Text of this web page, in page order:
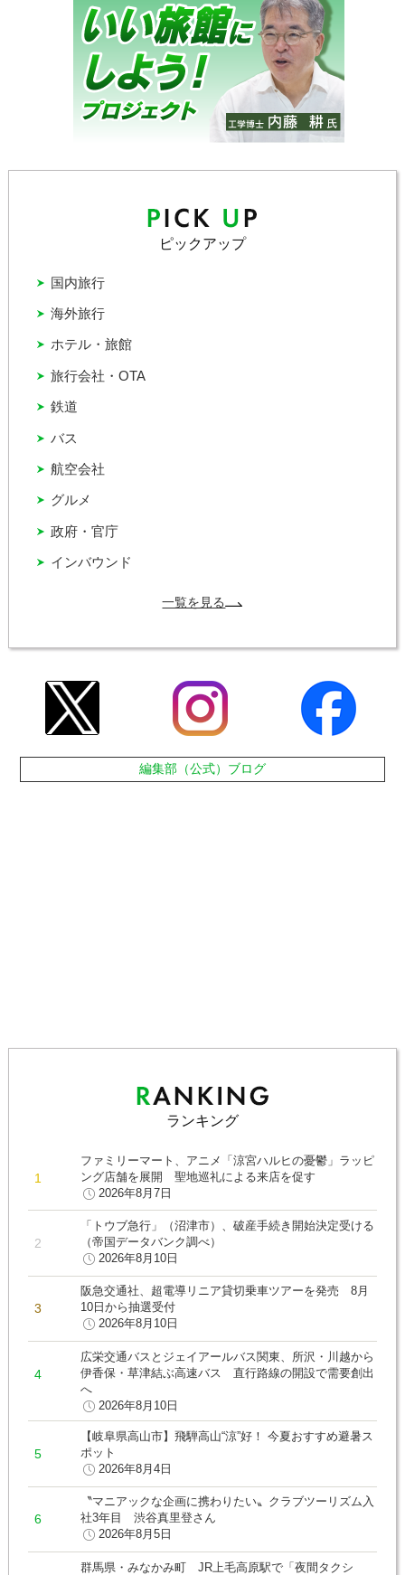
ピックアップ
インバウンド
グルメ
バス
ホテル・旅館
国内旅行
政府・官庁
旅行会社・OTA
海外旅行
航空会社
鉄道
一覧を見る
編集部（公式）ブログ
ランキング
ファミリーマート、アニメ「涼宮ハルヒの憂鬱」ラッピ
ング店舗を展開 聖地巡礼による来店を促す
2026年8月7日
「トウブ急行」（沼津市）、破産手続き開始決定受ける
（帝国データバンク調べ）
2026年8月10日
阪急交通社、超電導リニア貸切乗車ツアーを発売 8月
10日から抽選受付
2026年8月10日
広栄交通バスとジェイアールバス関東、所沢・川越から
伊香保・草津結ぶ高速バス 直行路線の開設で需要創出
へ
2026年8月10日
【岐阜県高山市】飛騨高山“涼”好！ 今夏おすすめ避暑ス
ポット
2026年8月4日
〝マニアックな企画に携わりたい〟クラブツーリズム入
社3年目 渋谷真里登さん
2026年8月5日
群馬県・みなかみ町 JR上毛高原駅で「夜間タクシ